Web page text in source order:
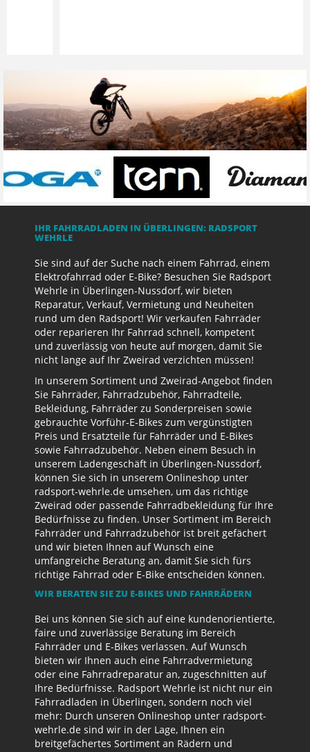
IHR FAHRRADLADEN IN ÜBERLINGEN: RADSPORT
WEHRLE
Sie sind auf der Suche nach einem Fahrrad, einem
Elektrofahrrad oder E-Bike? Besuchen Sie Radsport
Wehrle in Überlingen-Nussdorf, wir bieten
Reparatur, Verkauf, Vermietung und Neuheiten
rund um den Radsport! Wir verkaufen Fahrräder
oder reparieren Ihr Fahrrad schnell, kompetent
und zuverlässig von heute auf morgen, damit Sie
nicht lange auf Ihr Zweirad verzichten müssen!
In unserem Sortiment und Zweirad-Angebot finden
Sie Fahrräder, Fahrradzubehör, Fahrradteile,
Bekleidung, Fahrräder zu Sonderpreisen sowie
gebrauchte Vorführ-E-Bikes zum vergünstigten
Preis und Ersatzteile für Fahrräder und E-Bikes
sowie Fahrradzubehör. Neben einem Besuch in
unserem Ladengeschäft in Überlingen-Nussdorf,
können Sie sich in unserem Onlineshop unter
radsport-wehrle.de umsehen, um das richtige
Zweirad oder passende Fahrradbekleidung für Ihre
Bedürfnisse zu finden. Unser Sortiment im Bereich
Fahrräder und Fahrradzubehör ist breit gefächert
und wir bieten Ihnen auf Wunsch eine
umfangreiche Beratung an, damit Sie sich fürs
richtige Fahrrad oder E-Bike entscheiden können.
WIR BERATEN SIE ZU E-BIKES UND FAHRRÄDERN
Bei uns können Sie sich auf eine kundenorientierte,
faire und zuverlässige Beratung im Bereich
Fahrräder und E-Bikes verlassen. Auf Wunsch
bieten wir Ihnen auch eine Fahrradvermietung
oder eine Fahrradreparatur an, zugeschnitten auf
Ihre Bedürfnisse. Radsport Wehrle ist nicht nur ein
Fahrradladen in Überlingen, sondern noch viel
mehr: Durch unseren Onlineshop unter radsport-
wehrle.de sind wir in der Lage, Ihnen ein
breitgefächertes Sortiment an Rädern und